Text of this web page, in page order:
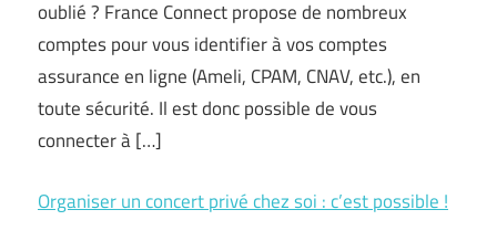
oublié ? France Connect propose de nombreux
comptes pour vous identifier à vos comptes
assurance en ligne (Ameli, CPAM, CNAV, etc.), en
toute sécurité. Il est donc possible de vous
connecter à […]
Organiser un concert privé chez soi : c’est possible !